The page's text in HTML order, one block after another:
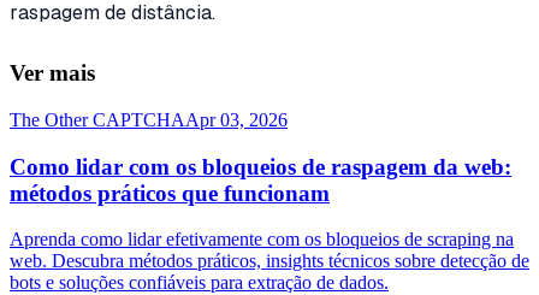
raspagem de distância.
Ver mais
The Other CAPTCHAApr 03, 2026
Como lidar com os bloqueios de raspagem da web:
métodos práticos que funcionam
Aprenda como lidar efetivamente com os bloqueios de scraping na
web. Descubra métodos práticos, insights técnicos sobre detecção de
bots e soluções confiáveis para extração de dados.